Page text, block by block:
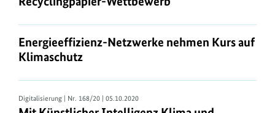
Energieeffizienz-Netzwerke nehmen Kurs auf
Klimaschutz
Digitalisierung | Nr. 168/20 | 05.10.2020